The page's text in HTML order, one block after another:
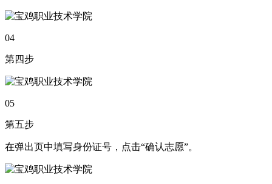
04
第四步
05
第五步
在弹出页中填写身份证号，点击“确认志愿”。